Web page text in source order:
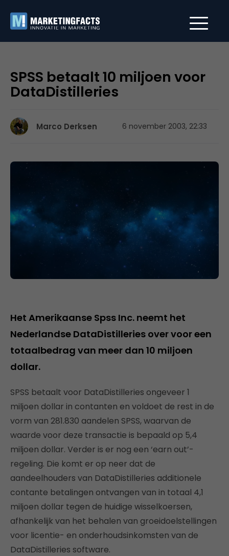
SPSS betaalt 10 miljoen voor
DataDistilleries
Marco Derksen 6 november 2003, 22:33
Het Amerikaanse Spss Inc. neemt het
Nederlandse DataDistilleries over voor een
totaalbedrag van meer dan 10 miljoen
dollar.
SPSS betaalt voor DataDistilleries ongeveer 1
miljoen dollar in contanten en voldoet de rest in de
vorm van 281.830 aandelen SPSS, waarvan de
waarde voor deze transactie is bepaald op 5,4
miljoen dollar. Verder is er nog een ‘earn out’-
regeling. Die komt er op neer dat de
aandeelhouders van DataDistilleries additionele
contante betalingen ontvangen van in totaal 4,1
miljoen dollar tegen de huidige wisselkoersen,
afhankelijk van het behalen van groeidoelstellingen
voor licentie- en onderhoudsinkomsten van de
DataDistilleries software.